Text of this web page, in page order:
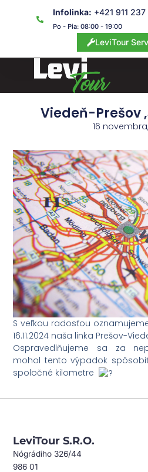
Infolinka: +421 911 237
Po - Pia: 08:00 - 19:00
LeviTour
Viedeň-Prešov
16
S veľkou radosťou
16.11.2024 naša linka Prešov-
Ospravedlňujeme sa za
mohol tento výpadok
spoločné kilometre
LeviTour S.r.o.
Nógrádiho 326/44
986 01